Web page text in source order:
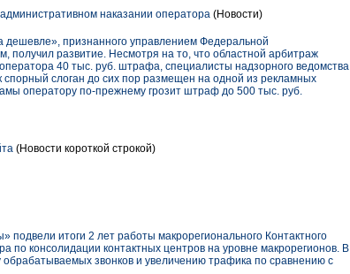
наказании оператора (Новости)
дешевле», признанного управлением Федеральной
развитие. Несмотря на то, что областной арбитраж
40 тыс. руб. штрафа, специалисты надзорного ведомства
слоган до сих пор размещен на одной из рекламных
оператору по-прежнему грозит штраф до 500 тыс. руб.
(Новости короткой строкой)
итоги 2 лет работы макрорегионального Контактного
консолидации контактных центров на уровне макрорегионов. В
звонков и увеличению трафика по сравнению с